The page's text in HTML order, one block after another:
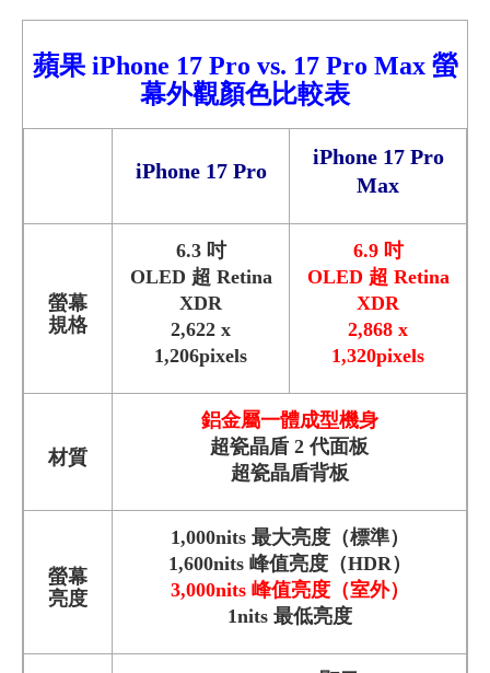
蘋果 iPhone 17 Pro vs. 17 Pro Max 螢
幕外觀顏色比較表
iPhone 17 Pro
iPhone 17 Pro
Max
螢幕
規格
6.3 吋
OLED 超 Retina
XDR
2,622 x
1,206pixels
6.9 吋
OLED 超 Retina
XDR
2,868 x
1,320pixels
材質
鋁金屬一體成型機身
超瓷晶盾 2 代面板
超瓷晶盾背板
螢幕
亮度
1,000nits 最大亮度（標準）
1,600nits 峰值亮度（HDR）
3,000nits 峰值亮度（室外）
1nits 最低亮度